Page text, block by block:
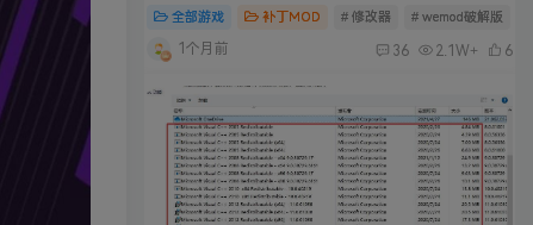
全部游戏 补丁MOD # 修改器 # wemod破解版
1个月前 36 2.1W+ 6